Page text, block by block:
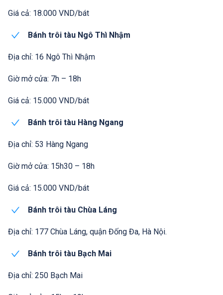
Giá cả: 18.000 VND/bát
Bánh trôi tàu Ngô Thì Nhậm
Địa chỉ: 16 Ngô Thì Nhậm
Giờ mở cửa: 7h – 18h
Giá cả: 15.000 VND/bát
Bánh trôi tàu Hàng Ngang
Địa chỉ: 53 Hàng Ngang
Giờ mở cửa: 15h30 – 18h
Giá cả: 15.000 VND/bát
Bánh trôi tàu Chùa Láng
Địa chỉ: 177 Chùa Láng, quận Đống Đa, Hà Nội.
Bánh trôi tàu Bạch Mai
Địa chỉ: 250 Bạch Mai